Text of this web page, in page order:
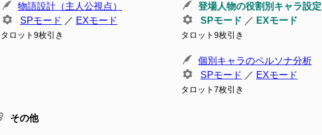
物語設計（主人公視点）
SPモード ／ EXモード
タロット9枚引き
登場人物の役割別キャラ設定
SPモード ／ EXモード
タロット9枚引き
個別キャラのペルソナ分析
SPモード ／ EXモード
タロット7枚引き
その他